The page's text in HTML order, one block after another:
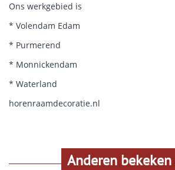
Ons werkgebied is
* Volendam Edam
* Purmerend
* Monnickendam
* Waterland
horenraamdecoratie.nl
Anderen